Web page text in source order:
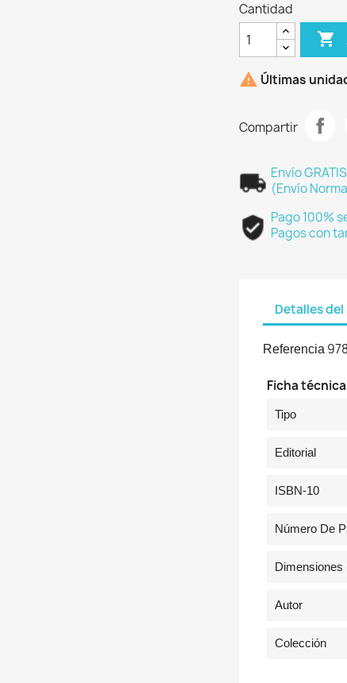
Cantidad

 Últimas
Compartir
Envío
(Envío
Pago 100%
Pagos con
Detalles
Referencia
Ficha técnica
Tipo
Editorial
ISBN-10
Número De
Autor
Colección